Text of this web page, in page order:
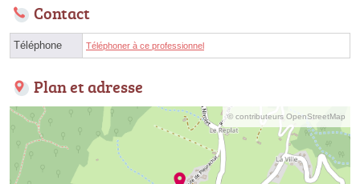
Contact
Téléphone Téléphoner à ce professionnel
Plan et adresse
© contributeurs OpenStreetMap